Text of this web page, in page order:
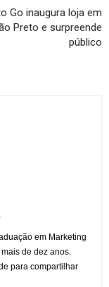
Go inaugura loja em
Preto e surpreende
público
em Marketing
de dez anos.
para compartilhar